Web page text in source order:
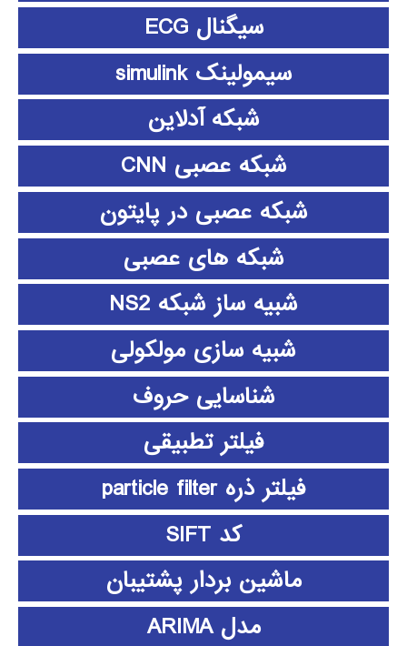
سیگنال ECG
سیمولینک simulink
شبکه آدلاین
شبکه عصبی CNN
شبکه عصبی در پایتون
شبکه های عصبی
شبیه ساز شبکه NS2
شبیه سازی مولکولی
شناسایی حروف
فیلتر تطبیقی
فیلتر ذره particle filter
کد SIFT
ماشین بردار پشتیبان
مدل ARIMA